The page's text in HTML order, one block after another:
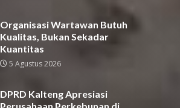
Organisasi Wartawan Butuh
Kualitas, Bukan Sekadar
Kuantitas
5 Agustus 2026
DPRD Kalteng Apresiasi
Perusahaan Perkebunan di